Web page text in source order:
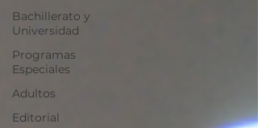
Bachillerato y
Universidad
Programas
Especiales
Adultos
Editorial